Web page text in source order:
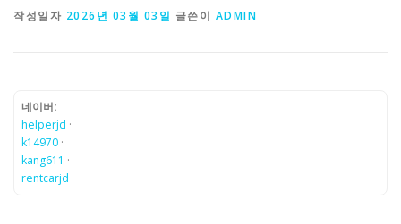
작성일자 2026년 03월 03일 글쓴이 ADMIN
네이버:
helperjd ·
k14970 ·
kang611 ·
rentcarjd